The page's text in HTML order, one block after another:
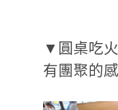
▼圓桌吃
有團聚的